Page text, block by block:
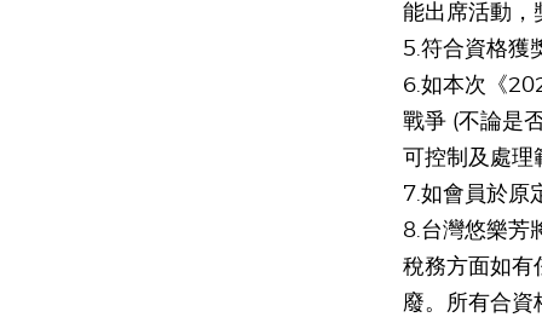
能出席活動，
5.符合資格獲
6.如本次《
戰爭 (不論是
可控制及處
7.如會員於原
8.台灣悠樂芳
稅務方面如有
廢。所有合資